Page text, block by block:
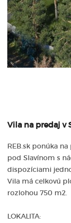
Vila na predaj v
REB.sk ponúka
pod Slavínom s
dispozíciami
Vila má celkovú
rozlohou 750 m2.
LOKALITA: